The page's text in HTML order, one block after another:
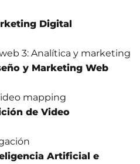
Digital
3: Analítica y marketing
y Marketing Web
mapping
de Video
Artificial e